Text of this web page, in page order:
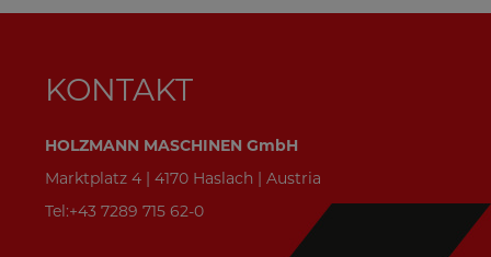
KONTAKT
HOLZMANN MASCHINEN GmbH
Marktplatz 4 | 4170 Haslach | Austria
Tel:+43 7289 715 62-0